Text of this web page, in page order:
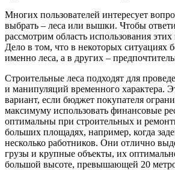
Многих пользователей интересует
выбрать – леса или вышки. Чтобы
рассмотрим область использования
Дело в том, что в некоторых ситуациях
именно леса, а в других –
Строительные леса подходят для
и манипуляций временного характера.
вариант, если бюджет покупателя
максимуму использовать финансовые
оптимальны при строительных и
больших площадях, например, когда
несколько работников. Они отлично
грузы и крупные объекты, их
большой высоте, превышающей 20